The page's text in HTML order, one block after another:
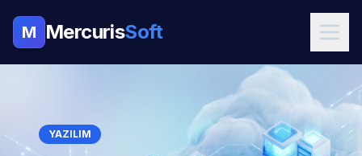
M MercurisSoft
YAZILIM